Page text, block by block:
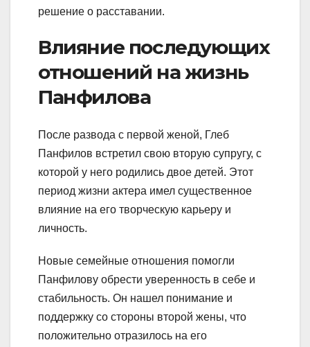
решение о расставании.
Влияние последующих
отношений на жизнь
Панфилова
После развода с первой женой, Глеб
Панфилов встретил свою вторую супругу, с
которой у него родились двое детей. Этот
период жизни актера имел существенное
влияние на его творческую карьеру и
личность.
Новые семейные отношения помогли
Панфилову обрести уверенность в себе и
стабильность. Он нашел понимание и
поддержку со стороны второй жены, что
положительно отразилось на его